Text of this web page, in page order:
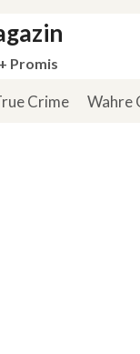
Promis
Crime Wahre